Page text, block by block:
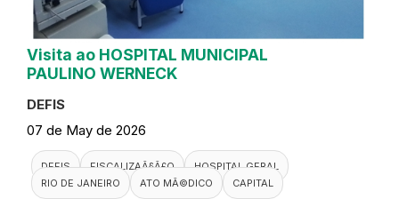
Visita ao HOSPITAL MUNICIPAL
PAULINO WERNECK
DEFIS
07 de May de 2026
DEFIS FISCALIZAÃ§Ã£O
HOSPITAL GERAL
RIO DE JANEIRO
ATO MÃ©DICO CAPITAL